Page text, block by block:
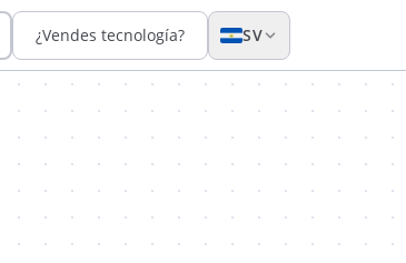
¿Vendes tecnología? SV